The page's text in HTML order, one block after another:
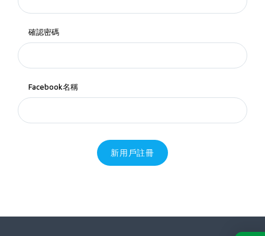
確認密碼
Facebook名稱
新用戶註冊